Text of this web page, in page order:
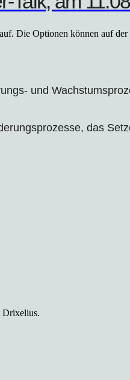
Die Optionen können auf
und
das